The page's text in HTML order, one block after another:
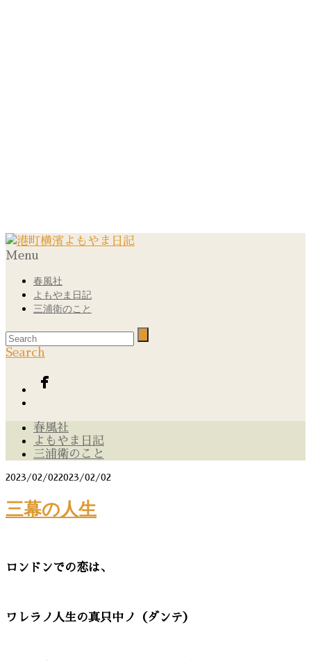
Menu
春風社
よもやま日記
三浦衛のこと
Search
春風社
よもやま日記
三浦衛のこと
2023/02/022023/02/02
三幕の人生
ロンドンでの恋は、
ワレラノ人生の真只中ノ（ダンテ）